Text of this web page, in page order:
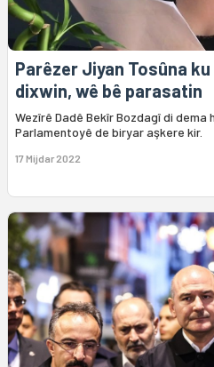
Parêzer Jiyan Tosûna
dixwin, wê bê parasatin
Wezîrê Dadê Bekîr Bozdagî di
Parlamentoyê de biryar aşkere kir.
17 Mijdar 2022